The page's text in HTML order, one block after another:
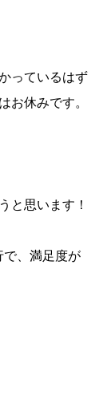
っているはず
お休みです。
と思います！
で、満足度が